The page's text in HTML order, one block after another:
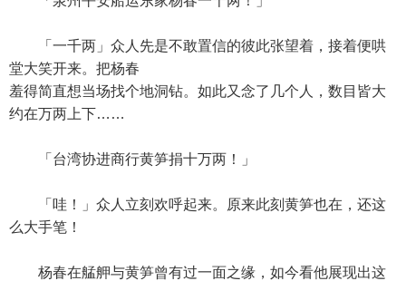
「一千两」众人先是不敢置信的彼此张望着，接着便哄
堂大笑开来。把杨春
羞得简直想当场找个地洞钻。如此又念了几个人，数目皆大
约在万两上下……
「台湾协进商行黄笋捐十万两！」
「哇！」众人立刻欢呼起来。原来此刻黄笋也在，还这
么大手笔！
杨春在艋舺与黄笋曾有过一面之缘，如今看他展现出这